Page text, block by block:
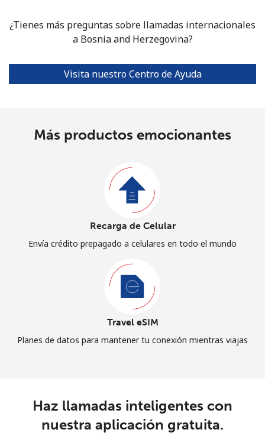
¿Tienes más preguntas sobre llamadas internacionales
a Bosnia and Herzegovina?
Visita nuestro Centro de Ayuda
Más productos emocionantes
Recarga de Celular
Envía crédito prepagado a celulares en todo el mundo
Travel eSIM
Planes de datos para mantener tu conexión mientras viajas
Haz llamadas inteligentes con
nuestra aplicación gratuita.